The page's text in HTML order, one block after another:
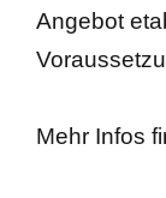
Angebot
Mehr Infos